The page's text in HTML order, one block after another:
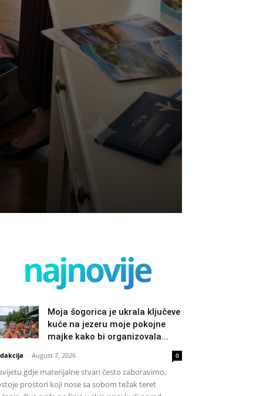
najnovije
Moja šogorica je ukrala ključeve
kuće na jezeru moje pokojne
majke kako bi organizovala...
- August 7, 2026 0
gdje materijalne stvari često zaboravimo,
prostori koji nose sa sobom težak teret